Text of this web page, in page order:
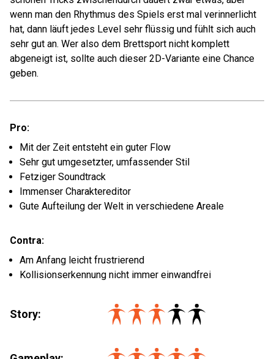
wenn man den Rhythmus des Spiels erst mal verinnerlicht
hat, dann läuft jedes Level sehr flüssig und fühlt sich auch
sehr gut an. Wer also dem Brettsport nicht komplett
abgeneigt ist, sollte auch dieser 2D-Variante eine Chance
geben.
Pro:
Mit der Zeit entsteht ein guter Flow
Sehr gut umgesetzter, umfassender Stil
Fetziger Soundtrack
Immenser Charaktereditor
Gute Aufteilung der Welt in verschiedene Areale
Contra:
Am Anfang leicht frustrierend
Kollisionserkennung nicht immer einwandfrei
Story: